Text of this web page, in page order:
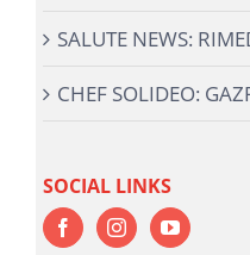
SALUTE NEWS:
CHEF SOLIDEO:
SOCIAL LINKS